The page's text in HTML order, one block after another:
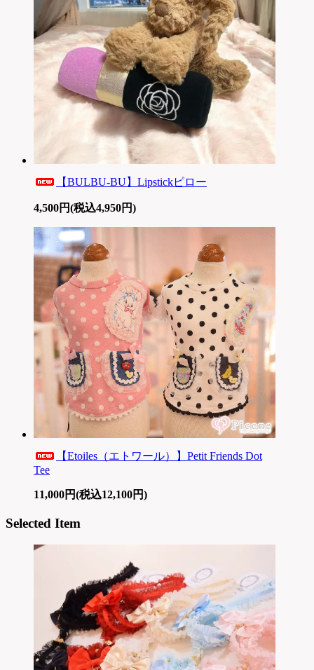
【BULBU-BU】Lipstickピロー
4,500円(税込4,950円)
【Etoiles（エトワール）】Petit Friends Dot
Tee
11,000円(税込12,100円)
Selected Item